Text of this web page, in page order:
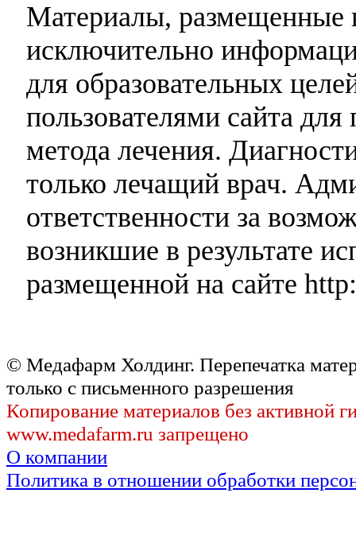
Материалы, размещенные
исключительно
для образовательных
пользователями сайта
метода лечения.
только лечащий врач.
ответственности за
возникшие в результате
размещенной на сайте
© Медафарм Холдинг. Перепечатка
только с письменного разрешения
Копирование материалов без активной
www.medafarm.ru запрещено
О компании
Политика в отношении обработки